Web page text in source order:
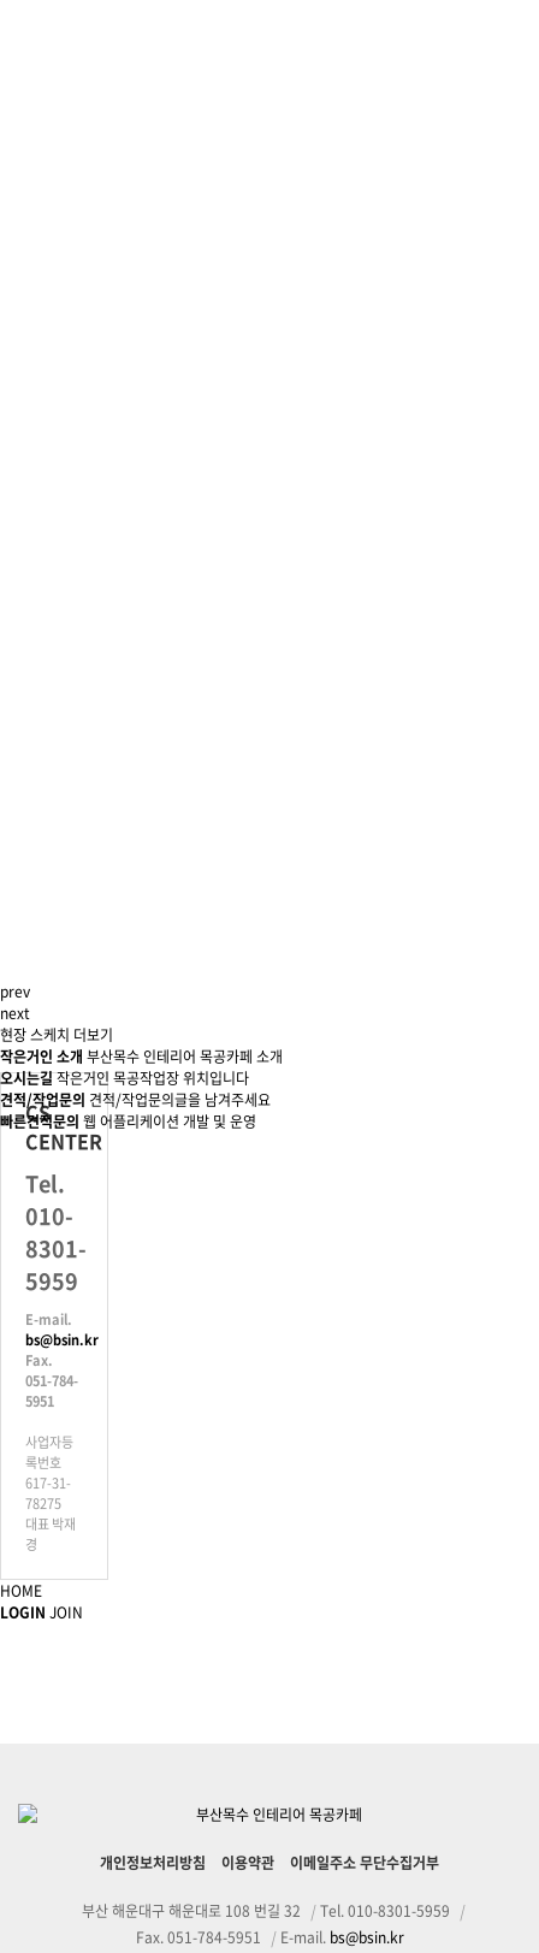
prev
next
현장 스케치 더보기
작은거인 소개 부산목수 인테리어 목공카페 소개
오시는길작은거인 목공작업장 위치입니다
견적/작업문의 견적/작업문의글을 남겨주세요
빠른견적문의 웹 어플리케이션 개발 및 운영
CS
CENTER
Tel.
010-
8301-
5959
E-mail.
bs@bsin.kr
Fax.
051-784-
5951
사업자등
록번호
617-31-
78275
대표 박재
경
HOME
LOGIN JOIN
개인정보처리방침 이용약관 이메일주소 무단수집거부
부산 해운대구 해운대로 108 번길 32 | Tel. 010-8301-5959 |
Fax. 051-784-5951 | E-mail. bs@bsin.kr